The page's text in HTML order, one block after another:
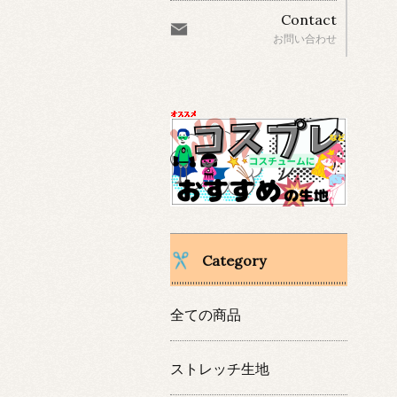
Contact
お問い合わせ
Category
全ての商品
ストレッチ生地